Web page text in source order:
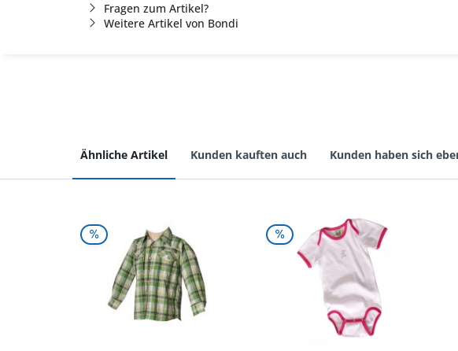
Fragen zum Artikel?
Weitere Artikel von Bondi
Ähnliche Artikel Kunden kauften auch Kunden haben sich